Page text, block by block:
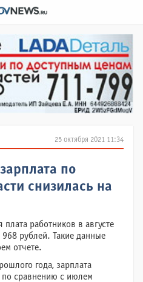
25 октября 2021 11:34
по
снизилась на
работников в августе
968 рублей. Такие данные
отчете.
года, зарплата
по сравнению с июлем